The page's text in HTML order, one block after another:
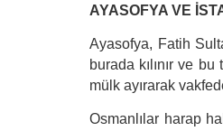
AYASOFYA VE
Ayasofya, Fatih
burada kılınır ve
mülk ayırarak
Osmanlılar harap